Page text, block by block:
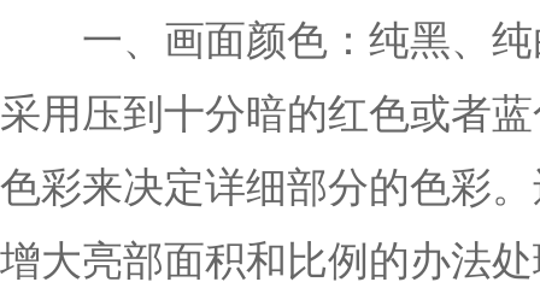
一、画面颜色：纯黑、纯
采用压到十分暗的红色或者
色彩来决定详细部分的色彩
增大亮部面积和比例的办法